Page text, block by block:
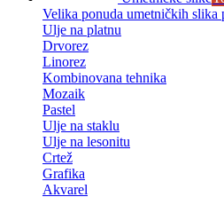
Velika ponuda umetničkih slika
Ulje na platnu
Drvorez
Linorez
Kombinovana tehnika
Mozaik
Pastel
Ulje na staklu
Ulje na lesonitu
Crtež
Grafika
Akvarel